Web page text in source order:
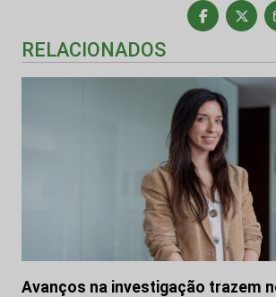
RELACIONADOS
Avanços na investigação trazem